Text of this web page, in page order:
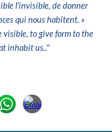
l'invisible, de donner
qui nous habitent. »
to give form to the
inhabit us.."